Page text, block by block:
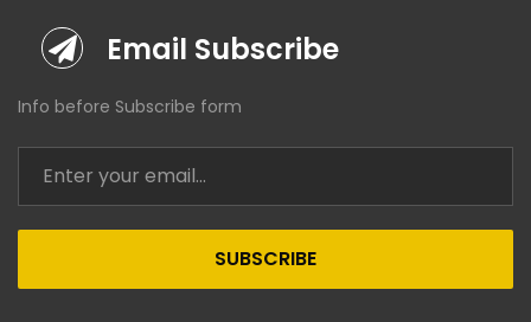
Email Subscribe
Info before Subscribe form
SUBSCRIBE